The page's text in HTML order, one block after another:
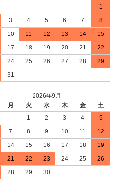
1
3 4 5 6 7
8
10 11 12 13 14
15
17 18 19 20 21
22
24 25 26 27 28
29
31
2026年9月
月 火 水 木 金
土
1
2 3 4
5
7 8 9 10 11
12
14 15 16 17 18
19
21 22 23 24 25
26
28 29 30